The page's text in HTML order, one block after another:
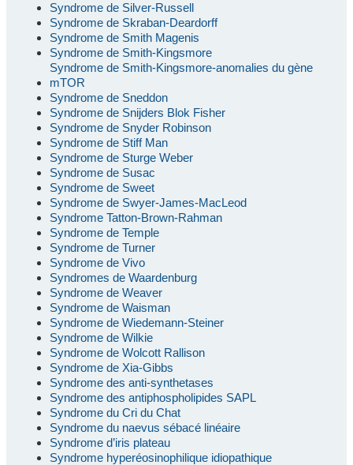
Syndrome de Silver-Russell
Syndrome de Skraban-Deardorff
Syndrome de Smith Magenis
Syndrome de Smith-Kingsmore
Syndrome de Smith-Kingsmore-anomalies du gène
mTOR
Syndrome de Sneddon
Syndrome de Snijders Blok Fisher
Syndrome de Snyder Robinson
Syndrome de Stiff Man
Syndrome de Sturge Weber
Syndrome de Susac
Syndrome de Sweet
Syndrome de Swyer-James-MacLeod
Syndrome Tatton-Brown-Rahman
Syndrome de Temple
Syndrome de Turner
Syndrome de Vivo
Syndromes de Waardenburg
Syndrome de Weaver
Syndrome de Waisman
Syndrome de Wiedemann-Steiner
Syndrome de Wilkie
Syndrome de Wolcott Rallison
Syndrome de Xia-Gibbs
Syndrome des anti-synthetases
Syndrome des antiphospholipides SAPL
Syndrome du Cri du Chat
Syndrome du naevus sébacé linéaire
Syndrome d’iris plateau
Syndrome hyperéosinophilique idiopathique